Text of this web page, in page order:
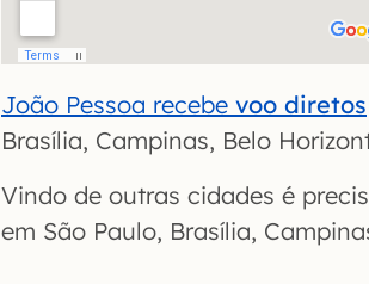
João Pessoa recebe voo diretos
Brasília, Campinas, Belo
Vindo de outras cidades é
em São Paulo, Brasília,